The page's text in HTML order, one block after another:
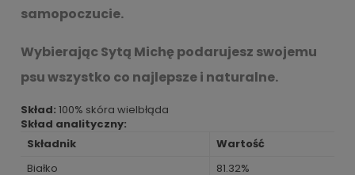
samopoczucie.
Wybierając Sytą Michę podarujesz swojemu
psu wszystko co najlepsze i naturalne.
Skład: 100% skóra wielbłąda
Skład analityczny:
Składnik
Wartość
Białko
81.32%